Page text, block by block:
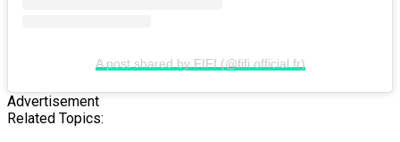
A post shared by FIFI (@fifi.official.fr)
Advertisement
Related Topics: